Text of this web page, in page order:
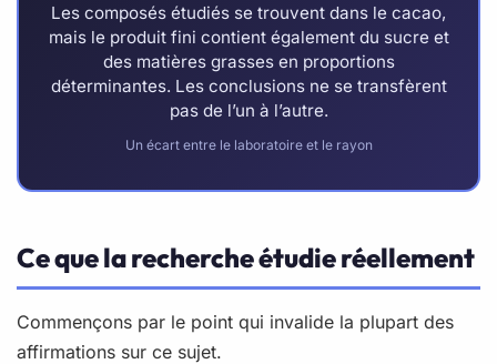
Les composés étudiés se trouvent dans le cacao,
mais le produit fini contient également du sucre et
des matières grasses en proportions
déterminantes. Les conclusions ne se transfèrent
pas de l’un à l’autre.
Un écart entre le laboratoire et le rayon
Ce que la recherche étudie réellement
Commençons par le point qui invalide la plupart des
affirmations sur ce sujet.